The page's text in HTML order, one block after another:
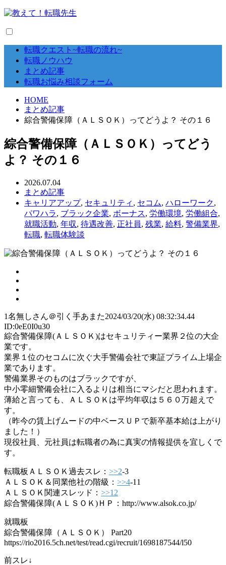
転職クエスト~転職の流れ~
転職ノウハウ
まとめ記事
転職お悩み相談フォーム
HOME
まとめ記事
綜合警備保障（ＡＬＳＯＫ）ってどうよ？ その１６
綜合警備保障（ＡＬＳＯＫ）ってどう
よ？ その１６
2026.07.04
まとめ記事
キャリアアップ, セキュリティ , セコム, ハローワーク,
パワハラ, ブラック企業, ボーナス, 労働環境, 労働組合,
就職活動, 年収, 待遇改善, 正社員, 残業, 給料, 警備業界,
転職, 転職体験談
1名無しさん＠引く手あまた2024/03/20(水) 08:32:34.44
ID:0eE0I0u30
綜合警備保障(ＡＬＳＯＫ)はセキュリティー業界２位の大企
業です。
業界１位のセコムに次ぐ大手警備会社で東証プライム上場企
業であります。
警備業界そのものはブラックですが、
中小零細警備会社に入るよりは相当にマシだと思われます。
薄給と言っても、ＡＬＳＯＫは平均年収は５６０万超えで
す。
（昨今の賃上げムードの中ベースＵＰで新卒基本給は上がり
ました！）
現役社員、元社員は転職者の為に真実の情報提供を宜しくで
す。
転職板ＡＬＳＯＫ過去スレ： >>2-3
ＡＬＳＯＫ＆同業他社の階級： >>4-11
ＡＬＳＯＫ関連スレッド： >>12
綜合警備保障(ＡＬＳＯＫ)ＨＰ：http://www.alsok.co.jp/
就職板
綜合警備保障（ＡＬＳＯＫ） Part20
https://rio2016.5ch.net/test/read.cgi/recruit/1698187544/l50
前スレ↓